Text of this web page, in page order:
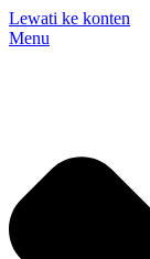
Lewati ke konten
Menu